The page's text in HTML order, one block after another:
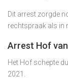
Dit arrest zorgde
rechtspraak als in
Arrest Hof
Het Hof schepte
2021.